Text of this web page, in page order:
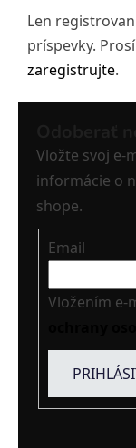
Len
príspevky.
zaregistrujte.
Vložte svoj e-
informácie o
shope.
Email
Vložením e-